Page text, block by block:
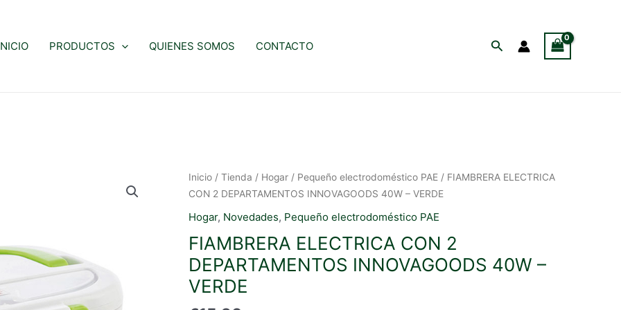
PRODUCTOS QUIENES SOMOS CONTACTO Buscar
Inicio / Tienda / Hogar / Pequeño electrodoméstico PAE / FIAMBRERA ELECTRICA
CON 2 DEPARTAMENTOS INNOVAGOODS 40W – VERDE
Hogar, Novedades, Pequeño electrodoméstico PAE
FIAMBRERA ELECTRICA CON 2
DEPARTAMENTOS INNOVAGOODS 40W –
VERDE